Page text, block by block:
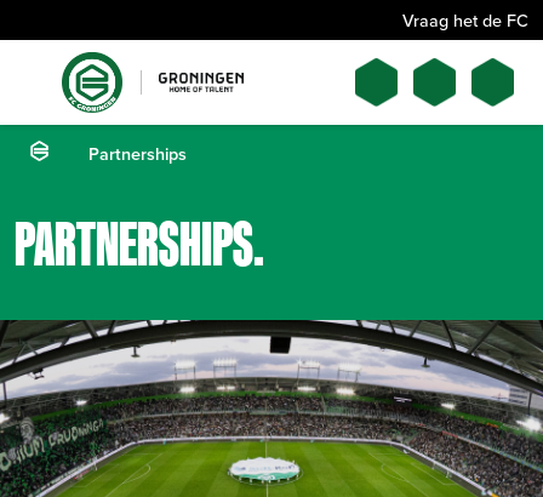
Vraag het de FC
Partnerships
PARTNERSHIPS.